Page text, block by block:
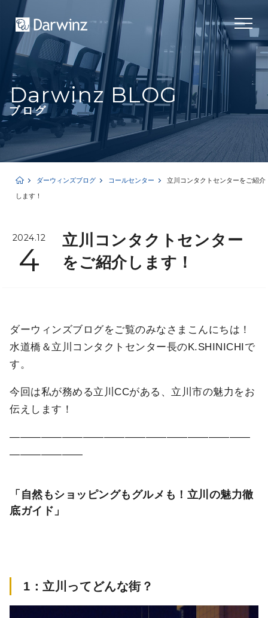
Darwinz BLOG
ブログ
ダーウィンズブログ コールセンター 立川コンタクトセンターをご紹介
します！
2024.12
4
立川コンタクトセンター
をご紹介します！
ダーウィンズブログをご覧のみなさまこんにちは！
水道橋＆立川コンタクトセンター長のK.SHINICHIで
す。
今回は私が務める立川CCがある、立川市の魅力をお
伝えします！
―――――――――――――――――――――――
―――――――
「自然もショッピングもグルメも！立川の魅力徹
底ガイド」
1 ：立川ってどんな街？